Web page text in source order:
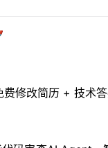
修改简历 + 技术答